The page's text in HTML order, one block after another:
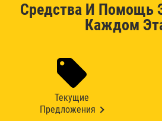
Средства И Помощь
Каждом
Текущие
Предложения